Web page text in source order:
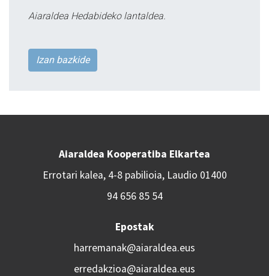
Aiaraldea Hedabideko lantaldea.
Izan bazkide
Aiaraldea Kooperatiba Elkartea
Errotari kalea, 4-8 pabilioia, Laudio 01400
94 656 85 54
Epostak
harremanak@aiaraldea.eus
erredakzioa@aiaraldea.eus